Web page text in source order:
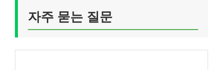
자주 묻는 질문